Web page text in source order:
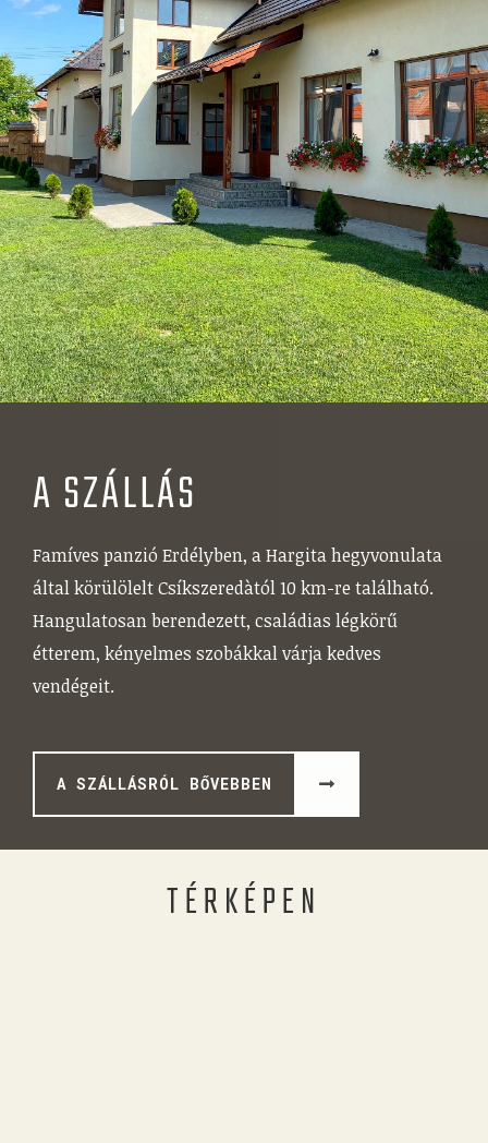
A SZÁLLÁS
Famíves panzió Erdélyben, a Hargita hegyvonulata
által körülölelt Csíkszeredàtól 10 km-re található.
Hangulatosan berendezett, családias légkörű
étterem, kényelmes szobákkal várja kedves
vendégeit.
A SZÁLLÁSRÓL BŐVEBBEN
TÉRKÉPEN